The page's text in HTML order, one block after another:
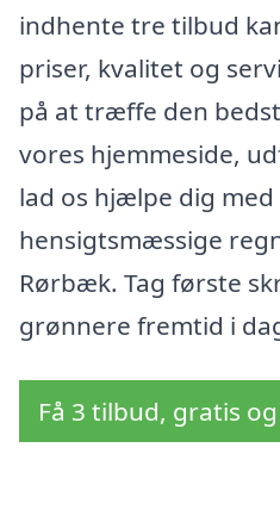
indhente tre tilbud
priser, kvalitet og
på at træffe den
vores hjemmeside,
lad os hjælpe dig
hensigtsmæssige
Rørbæk. Tag første
grønnere fremtid i
Få 3 tilbud, gratis